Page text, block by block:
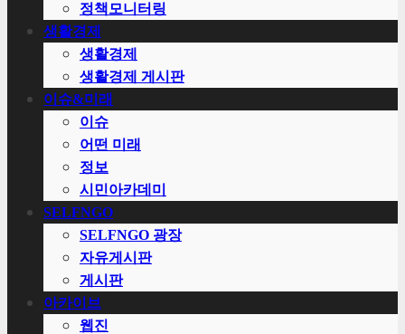
정책모니터링
생활경제
생활경제
생활경제 게시판
이슈&미래
이슈
어떤 미래
정보
시민아카데미
SELFNGO
SELFNGO 광장
자유게시판
게시판
아카이브
웹진